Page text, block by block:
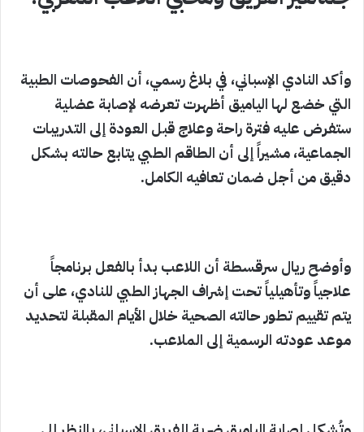
وأكد النادي الإسباني، في بلاغ رسمي، أن الفحوصات الطبية
التي خضع لها الياميق أظهرت تعرضه لإصابة عضلية
ستفرض عليه فترة راحة وعلاج قبل العودة إلى التدريبات
الجماعية، مشيراً إلى أن الطاقم الطبي يتابع حالته بشكل
دقيق من أجل ضمان تعافيه الكامل.
وأوضح ريال سرقسطة أن اللاعب بدأ بالفعل برنامجاً
علاجياً وتأهيلياً تحت إشراف الجهاز الطبي للنادي، على أن
يتم تقييم تطور حالته الصحية خلال الأيام المقبلة لتحديد
موعد عودته الرسمية إلى الملاعب.